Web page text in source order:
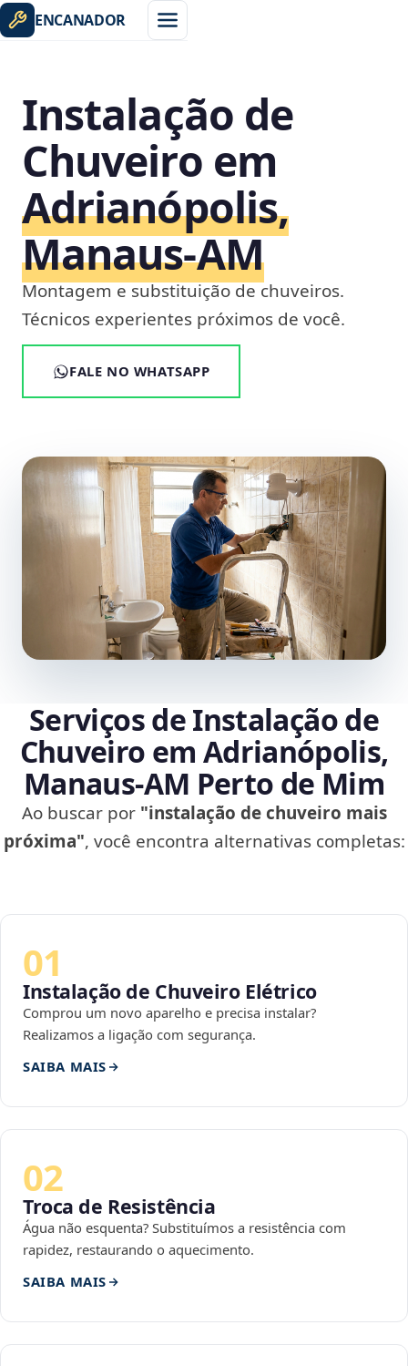
ENCANADOR
Instalação de
Chuveiro em
Adrianópolis,
Manaus‑AM
Montagem e substituição de chuveiros.
Técnicos experientes próximos de você.
FALE NO WHATSAPP
Serviços de Instalação de
Chuveiro em Adrianópolis,
Manaus‑AM Perto de Mim
Ao buscar por "instalação de chuveiro mais
próxima", você encontra alternativas completas:
01
Instalação de Chuveiro Elétrico
Comprou um novo aparelho e precisa instalar?
Realizamos a ligação com segurança.
SAIBA MAIS
02
Troca de Resistência
Água não esquenta? Substituímos a resistência com
rapidez, restaurando o aquecimento.
SAIBA MAIS